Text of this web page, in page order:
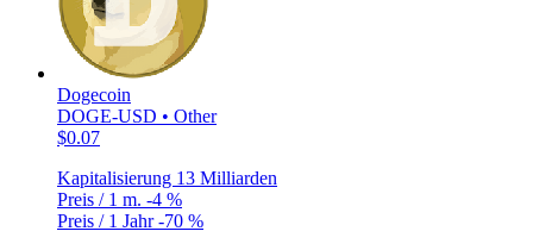
Dogecoin
DOGE-USD • Other
$0.07
Kapitalisierung 13 Milliarden
Preis / 1 m. -4 %
Preis / 1 Jahr-70 %